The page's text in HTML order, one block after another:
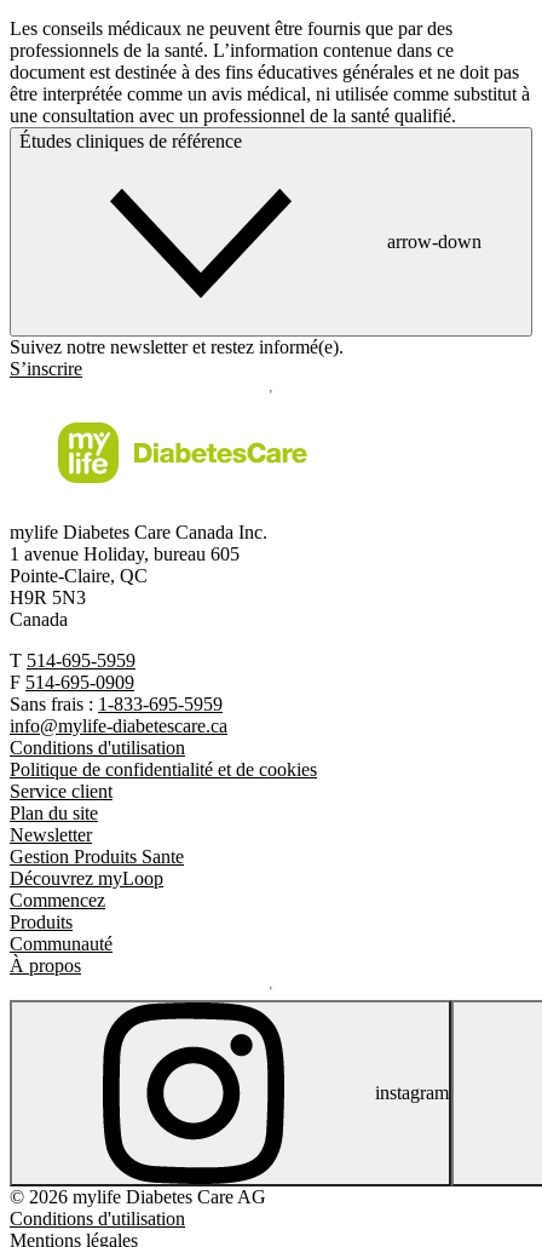
Les conseils médicaux ne peuvent être fournis que par des
professionnels de la santé. L’information contenue dans ce
document est destinée à des fins éducatives générales et ne doit pas
être interprétée comme un avis médical, ni utilisée comme substitut à
une consultation avec un professionnel de la santé qualifié.
Études cliniques de référence
arrow-down
Suivez notre newsletter et restez informé(e).
S’inscrire
mylife Diabetes Care Canada Inc.
1 avenue Holiday, bureau 605
Pointe-Claire, QC
H9R 5N3
Canada
T 514-695-5959
F 514-695-0909
Sans frais : 1-833-695-5959
info@mylife-diabetescare.ca
Conditions d'utilisation
Politique de confidentialité et de cookies
Service client
Plan du site
Newsletter
Gestion Produits Sante
Découvrez myLoop
Commencez
Produits
Communauté
À propos
instagram
© 2026 mylife Diabetes Care AG
Conditions d'utilisation
Mentions légales